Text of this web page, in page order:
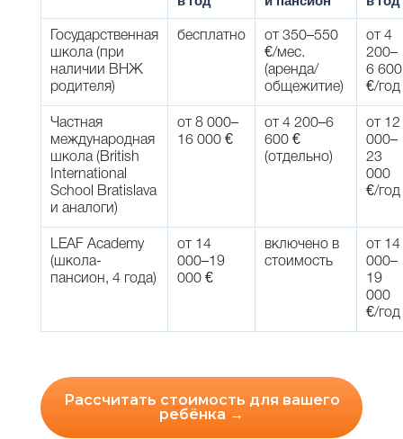
Государственная
школа (при
наличии ВНЖ
родителя)
бесплатно
от 350–550
€/мес.
(аренда/
общежитие)
от 4
200–
6 600
€/год
Частная
международная
школа (British
International
School Bratislava
и аналоги)
от 8 000–
16 000 €
от 4 200–6
600 €
(отдельно)
от 12
000–
23
000
€/год
LEAF Academy
(школа-
пансион, 4 года)
от 14
000–19
000 €
включено в
стоимость
от 14
000–
19
000
€/год
Рассчитать стоимость для вашего
ребёнка →